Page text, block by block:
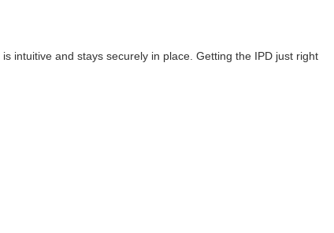
intuitive and stays securely in place. Getting the IPD just right